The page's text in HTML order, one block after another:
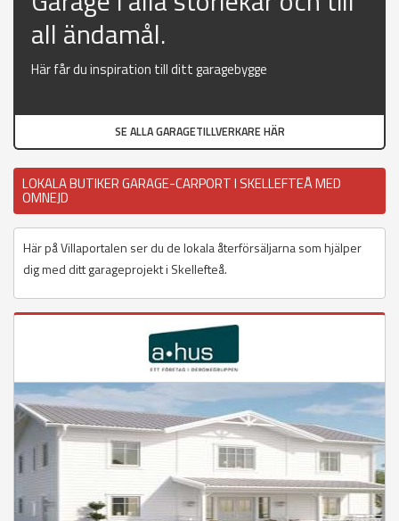
all ändamål.
Här får du inspiration till ditt garagebygge
SE ALLA GARAGETILLVERKARE HÄR
LOKALA BUTIKER GARAGE-CARPORT I SKELLEFTEÅ MED
OMNEJD
Här på Villaportalen ser du de lokala återförsäljarna som hjälper
dig med ditt garageprojekt i Skellefteå.